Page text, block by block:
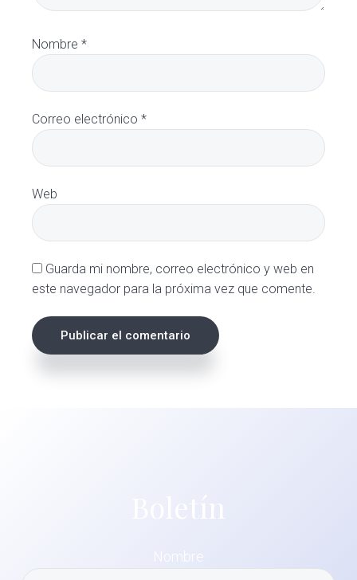
Nombre*
Correo electrónico*
Web
Guarda mi nombre, correo electrónico y web en
este navegador para la próxima vez que comente.